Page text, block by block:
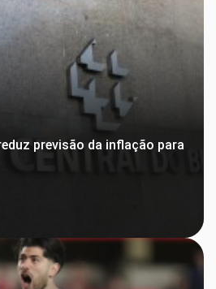
previsão da inflação para